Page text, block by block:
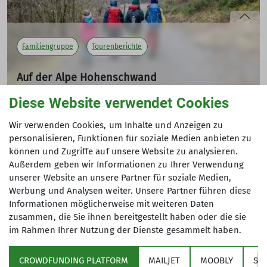
Familiengruppe Tourenberichte
Auf der Alpe Hohenschwand
Tourenbericht
16.03.2025
mehr erfahren
Andere Themen
Events Familiengruppe Gruppen
Hoch-/Bergtour, Wandern Jugendgruppe Klettern
Klettern Kurs Mountainbiketouren News
Rennradtouren Schneeschuhtouren Skitouren
Diese Website verwendet Cookies
Wir verwenden Cookies, um Inhalte und Anzeigen zu
personalisieren, Funktionen für soziale Medien anbieten zu
können und Zugriffe auf unsere Website zu analysieren.
Außerdem geben wir Informationen zu Ihrer Verwendung
unserer Website an unsere Partner für soziale Medien,
Werbung und Analysen weiter. Unsere Partner führen diese
Informationen möglicherweise mit weiteren Daten
zusammen, die Sie ihnen bereitgestellt haben oder die sie
im Rahmen Ihrer Nutzung der Dienste gesammelt haben.
CROWDFUNDING PLATFORM MAILJET MOOBLY